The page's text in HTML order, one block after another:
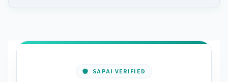
SAPAI VERIFIED